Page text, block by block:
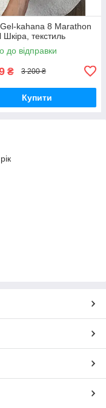
kahana 8 Marathon
Шкіра, текстиль
до відправки
₴ 3 200 ₴
Купити